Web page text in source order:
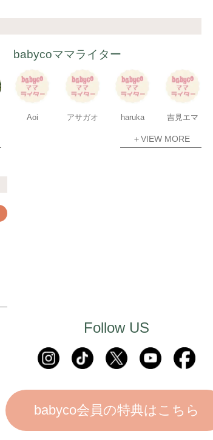
babycoママライター
Aoi アサガオ haruka 吉見エマ
＋VIEW MORE
Follow US
babyco会員の特典はこちら